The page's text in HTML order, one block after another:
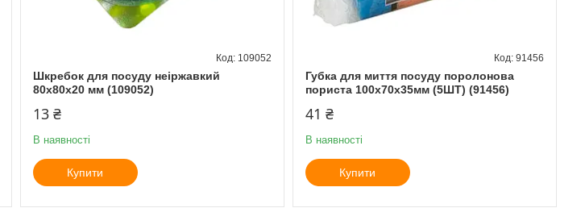
Шкребок для посуду неіржавкий
80х80х20 мм (109052)
109052
13 ₴
В наявності
Купити
Губка для миття посуду поролонова
пориста 100х70х35мм (5ШТ) (91456)
91456
41 ₴
В наявності
Купити